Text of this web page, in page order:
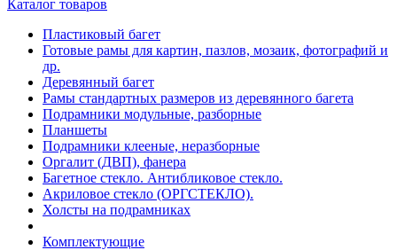
Каталог товаров
Пластиковый багет
Готовые рамы для картин, пазлов, мозаик, фотографий и
др.
Деревянный багет
Рамы стандартных размеров из деревянного багета
Подрамники модульные, разборные
Планшеты
Подрамники клееные, неразборные
Оргалит (ДВП), фанера
Багетное стекло. Антибликовое стекло.
Акриловое стекло (ОРГСТЕКЛО).
Холсты на подрамниках
Комплектующие